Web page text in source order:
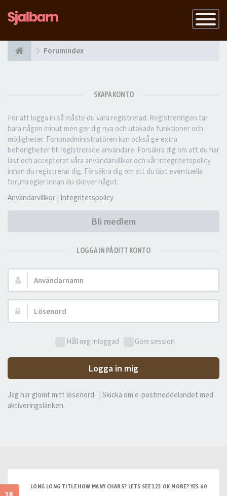
Slå
på
Forumindex
SKAPA KONTO
För att logga in så måste du vara registrerad. Registreringen tar
bara någon minut men ger dig nya och utökade funktioner och
möjligheter. Forumadministratören kan också ge extra
behörigheter till registrerade användare. Försäkra dig om att du har
läst och accepterat våra användarvillkor och vår integritetspolicy
innan du registrerar dig. Försäkra dig om att du läst eventuella
forumregler innan du skriver något.
Användarvillkor | Integritetspolicy
Bli medlem
LOGGA IN PÅ DITT KONTO
Användarnamn:
Lösenord:
Håll mig inloggad Göm session
Logga in mig
Jag har glömt mitt lösenord.
Skicka om e-postmeddelandet med
aktiveringslänken.
LONG LONG TITLE HOW MANY CHARS? LETS SEE 123 OK MORE? YES 60